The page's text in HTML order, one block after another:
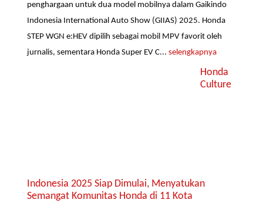
penghargaan untuk dua model mobilnya dalam Gaikindo
Indonesia International Auto Show (GIIAS) 2025. Honda
STEP WGN e:HEV dipilih sebagai mobil MPV favorit oleh
jurnalis, sementara Honda Super EV C...selengkapnya
Honda
Culture
Indonesia 2025 Siap Dimulai, Menyatukan
Semangat Komunitas Honda di 11 Kota